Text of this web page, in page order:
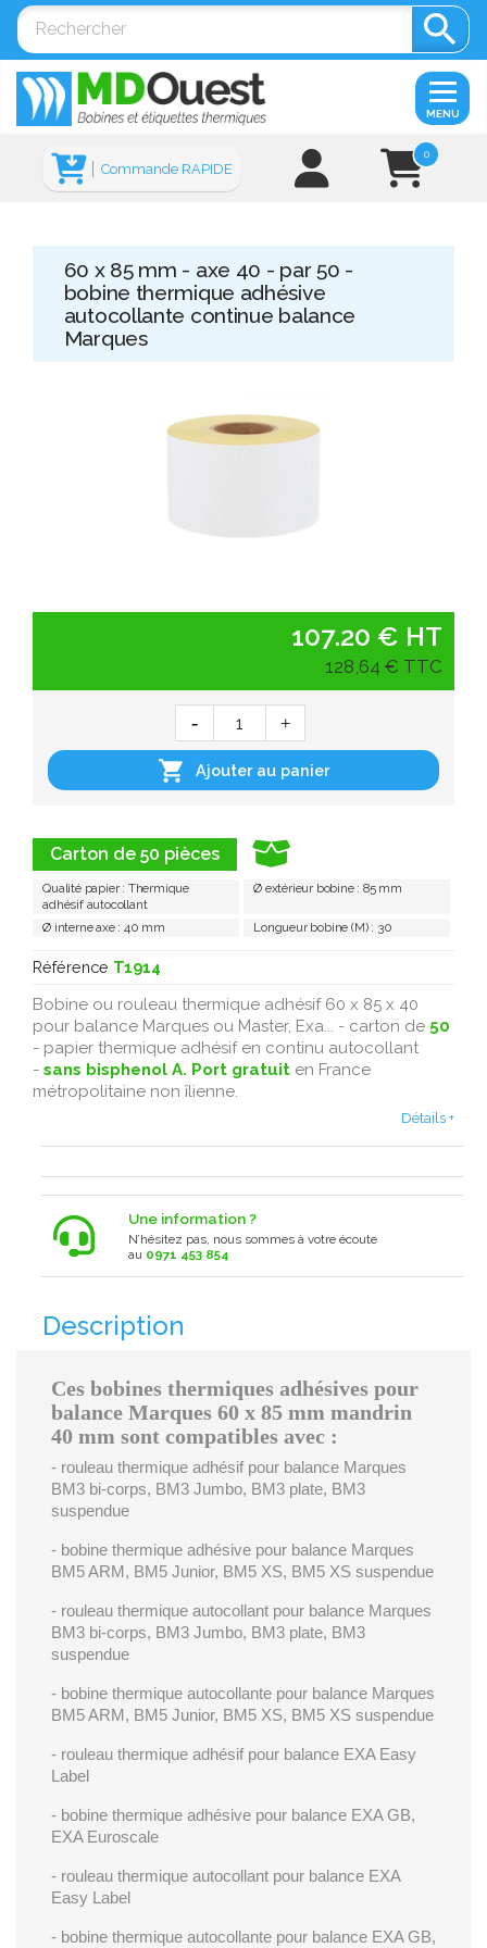

0
Commande RAPIDE
MENU
60 x 85 mm - axe 40 - par 50 -
bobine thermique adhésive
autocollante continue balance
Marques
Carton de 50 pièces
Qualité papier : Thermique
adhésif autocollant
Ø extérieur bobine : 85 mm
Ø interne axe : 40 mm Longueur bobine (M) : 30
Référence T1914
Bobine ou rouleau thermique adhésif 60 x 85 x 40
pour balance Marques ou Master, Exa... - carton de 50
- papier thermique adhésif en continu autocollant
- sans bisphenol A. Port gratuit en France
métropolitaine non îlienne.
Détails +
Une information ?
N’hésitez pas, nous sommes à votre écoute
au 0971 453 854
107.20 € HT
128,64 € TTC
 Ajouter au panier
Description
Ces bobines thermiques adhésives pour
balance Marques 60 x 85 mm mandrin
40 mm sont compatibles avec :
- rouleau thermique adhésif pour balance Marques
BM3 bi-corps, BM3 Jumbo, BM3 plate, BM3
suspendue
- bobine thermique adhésive pour balance Marques
BM5 ARM, BM5 Junior, BM5 XS, BM5 XS suspendue
- rouleau thermique autocollant pour balance Marques
BM3 bi-corps, BM3 Jumbo, BM3 plate, BM3
suspendue
- bobine thermique autocollante pour balance Marques
BM5 ARM, BM5 Junior, BM5 XS, BM5 XS suspendue
- rouleau thermique adhésif pour balance EXA Easy
Label
- bobine thermique adhésive pour balance EXA GB,
EXA Euroscale
- rouleau thermique autocollant pour balance EXA
Easy Label
- bobine thermique autocollante pour balance EXA GB,